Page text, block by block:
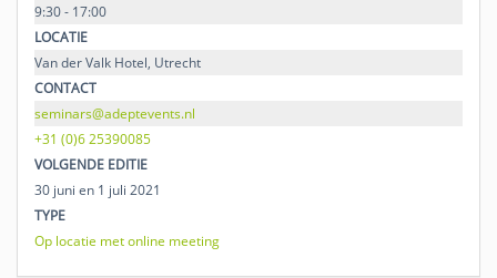
9:30 - 17:00
LOCATIE
Van der Valk Hotel, Utrecht
CONTACT
seminars@adeptevents.nl
+31 (0)6 25390085
VOLGENDE EDITIE
30 juni en 1 juli 2021
TYPE
Op locatie met online meeting